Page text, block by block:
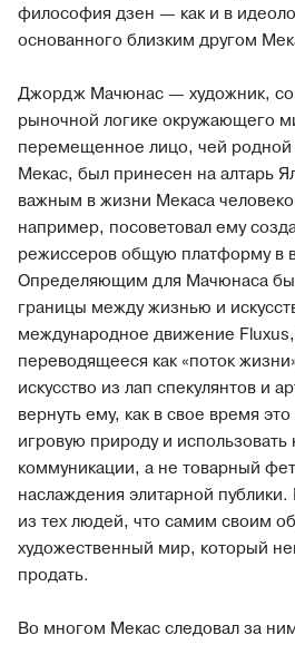
философия дзен — как и в
основанного близким другом
Джордж Мачюнас — художник,
рыночной логике окружающего
перемещенное лицо, чей родной
Мекас, был принесен на алтарь
важным в жизни Мекаса
например, посоветовал ему
режиссеров общую платформу в
Определяющим для Мачюнаса
границы между жизнью и
международное движение Fluxus,
переводящееся как «поток
искусство из лап спекулянтов и
вернуть ему, как в свое время
игровую природу и использовать
коммуникации, а не товарный
наслаждения элитарной
из тех людей, что самим своим
художественный мир, который
продать.
Во многом Мекас следовал за